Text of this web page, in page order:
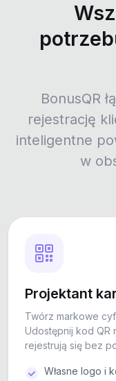
BonusQR
rejestrację
inteligentne
w
Projektant
Twórz markowe
Udostępnij kod
rejestrują się bez
Własne logo i